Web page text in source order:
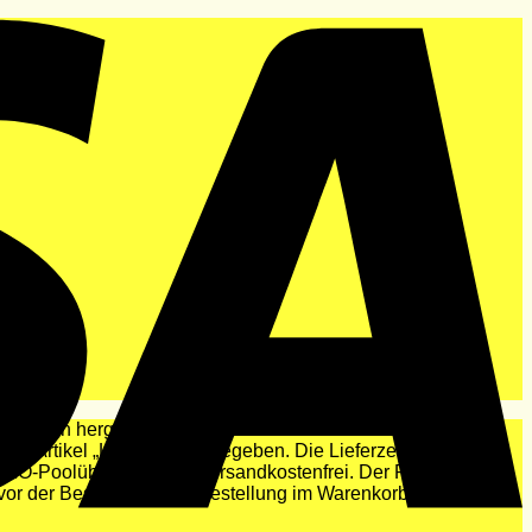
hergestellt werden. Alle Ersatzteile sind verfügbar.
Artikel „Lieferung“ angegeben. Die Lieferzeit nach
Poolüberdachung“ versandkostenfrei. Der Preis für den
der Bestätigung der Bestellung im Warenkorb angezeigt.